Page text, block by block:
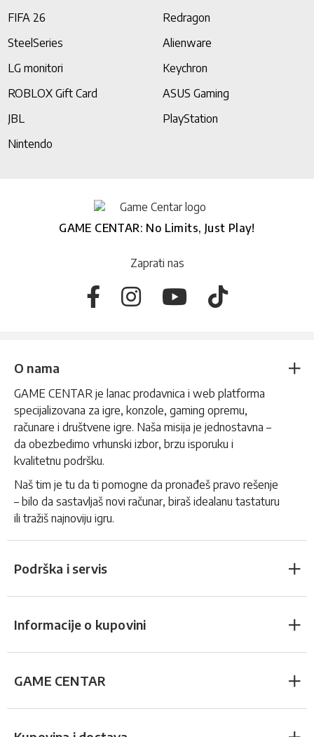
FIFA 26
Redragon
SteelSeries
Alienware
LG monitori
Keychron
ROBLOX Gift Card
ASUS Gaming
JBL
PlayStation
Nintendo
GAME CENTAR: No Limits, Just Play!
Zaprati nas
O nama
GAME CENTAR je lanac prodavnica i web platforma
specijalizovana za igre, konzole, gaming opremu,
računare i društvene igre. Naša misija je jednostavna –
da obezbedimo vrhunski izbor, brzu isporuku i
kvalitetnu podršku.
Naš tim je tu da ti pomogne da pronađeš pravo rešenje
– bilo da sastavljaš novi računar, biraš idealanu tastaturu
ili tražiš najnoviju igru.
Podrška i servis
Informacije o kupovini
GAME CENTAR